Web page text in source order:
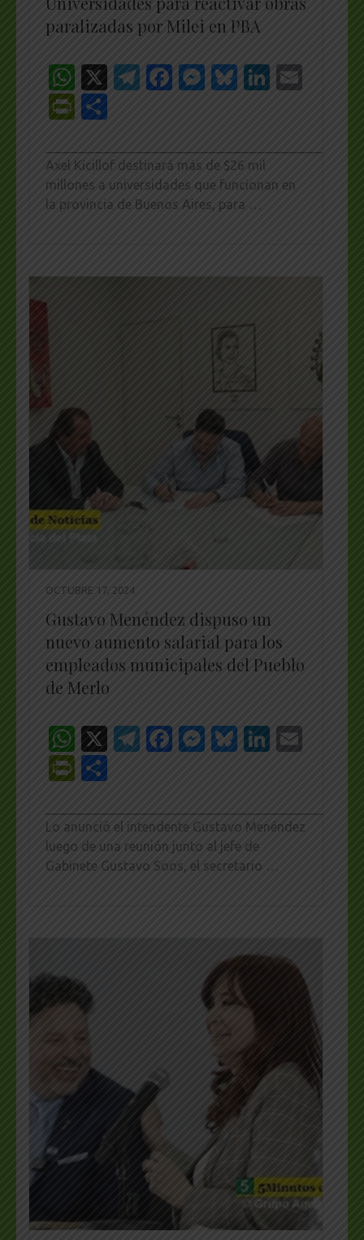
paralizadas por Milei en PBA
WhatsApp
X Telegram
Facebook
Messenger
Bluesky
PrintFriendly
Axel Kicillof destinará más de $26 mil
millones a universidades que funcionan en
la provincia de Buenos Aires, para …
OCTUBRE 17, 2024
Gustavo Menéndez dispuso un
nuevo aumento salarial para los
empleados municipales del Pueblo
de Merlo
WhatsApp
X Telegram
Facebook
Messenger
Bluesky
PrintFriendly
Lo anunció el intendente Gustavo Menéndez
luego de una reunión junto al jefe de
Gabinete Gustavo Soos, el secretario …